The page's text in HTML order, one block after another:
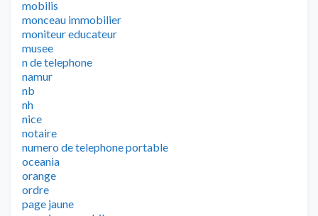
mobilis
monceau immobilier
moniteur educateur
musee
n de telephone
namur
nb
nh
nice
notaire
numero de telephone portable
oceania
orange
ordre
page jaune